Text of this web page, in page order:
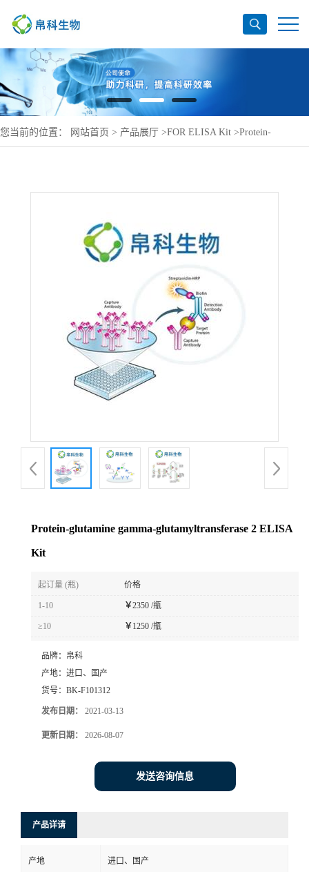
您当前的位置： 网站首页 > 产品展厅 >FOR ELISA Kit >Protein-
Protein-glutamine gamma-glutamyltransferase 2 ELISA
Kit
起订量 (瓶) 价格
1-10 ￥2350 /瓶
≥10 ￥ 1250 /瓶
品牌： 帛科
产地： 进口、国产
货号： BK-F101312
发布日期： 2021-03-13
更新日期： 2026-08-07
发送咨询信息
产品详请
产地 进口、国产